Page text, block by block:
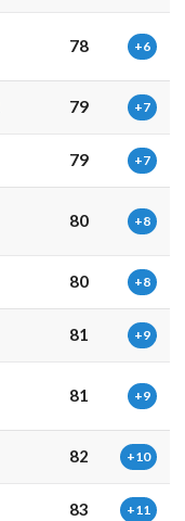
78 +6
79 +7
79 +7
80 +8
80 +8
81 +9
81 +9
82 +10
83 +11